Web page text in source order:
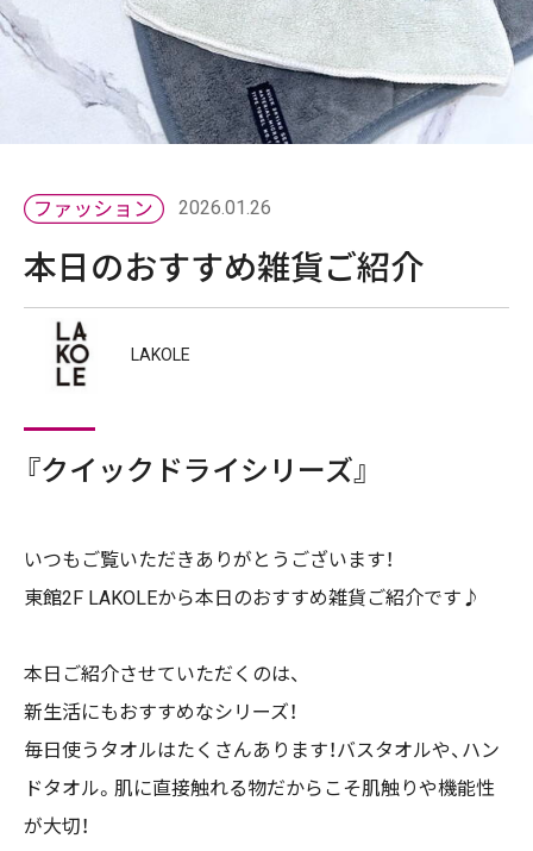
2026.01.26
本日のおすすめ雑貨ご紹介
LAKOLE
『クイックドライシリーズ』
いつもご覧いただきありがとうございます！
東館2F LAKOLEから本日のおすすめ雑貨ご紹介です♪
本日ご紹介させていただくのは、
新生活にもおすすめなシリーズ！
毎日使うタオルはたくさんあります！バスタオルや、ハン
ドタオル。肌に直接触れる物だからこそ肌触りや機能性
が大切！